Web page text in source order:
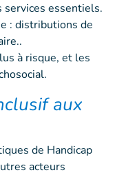
essentiels.
: distributions de
à risque, et les
aux
de Handicap
acteurs